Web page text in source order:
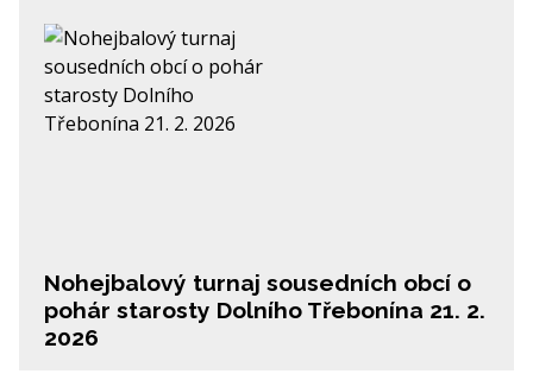
Nohejbalový turnaj sousedních obcí o
pohár starosty Dolního Třebonína 21. 2.
2026